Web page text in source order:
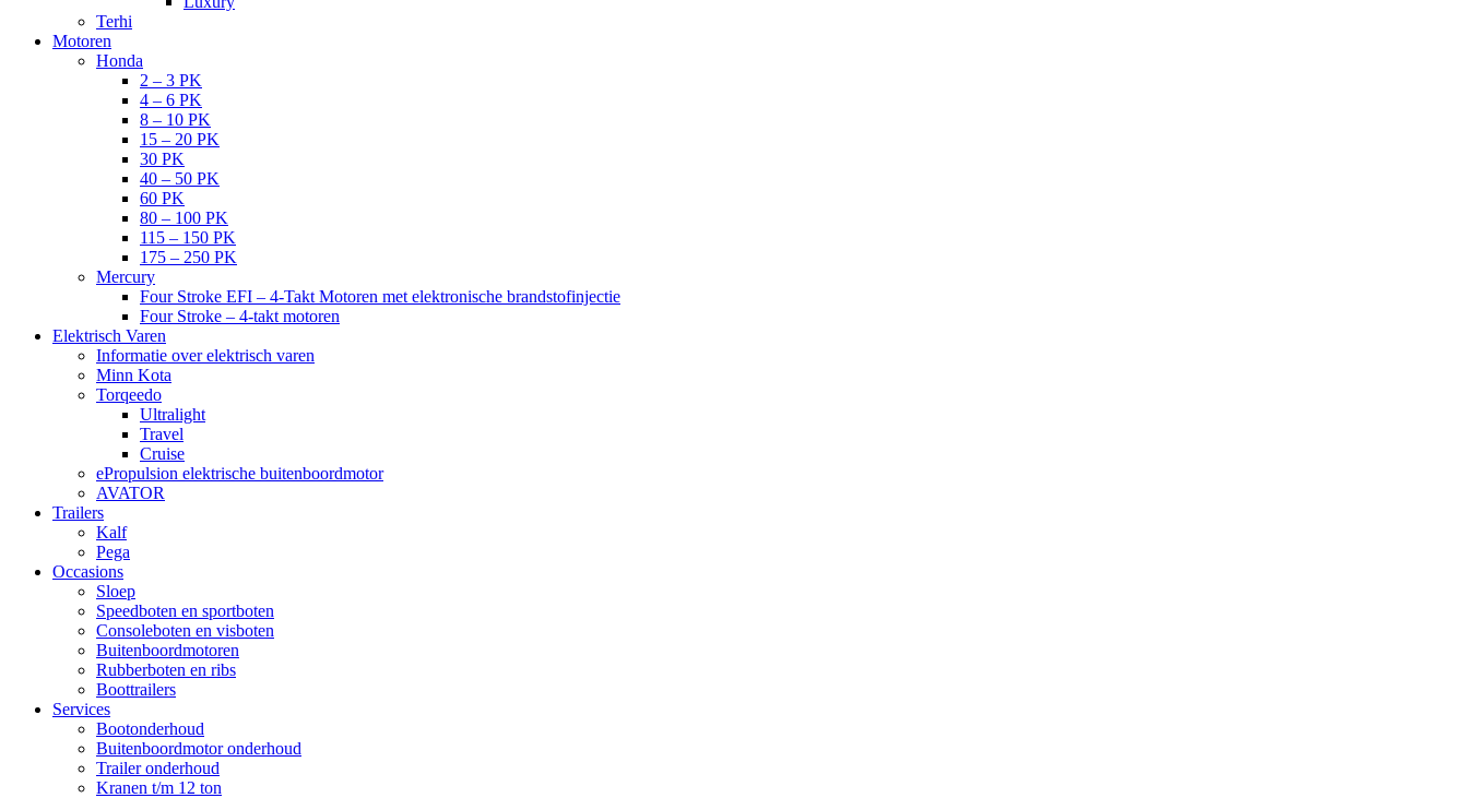
Terhi
Motoren
Honda
2 – 3 PK
4 – 6 PK
8 – 10 PK
15 – 20 PK
30 PK
40 – 50 PK
60 PK
80 – 100 PK
115 – 150 PK
175 – 250 PK
Mercury
Four Stroke EFI – 4-Takt Motoren met elektronische brandstofinjectie
Four Stroke – 4-takt motoren
Elektrisch Varen
Informatie over elektrisch varen
Minn Kota
Torqeedo
Ultralight
Travel
Cruise
ePropulsion elektrische buitenboordmotor
AVATOR
Trailers
Kalf
Pega
Occasions
Sloep
Speedboten en sportboten
Consoleboten en visboten
Buitenboordmotoren
Rubberboten en ribs
Boottrailers
Services
Bootonderhoud
Buitenboordmotor onderhoud
Trailer onderhoud
Kranen t/m 12 ton